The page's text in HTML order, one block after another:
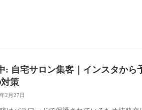
: 自宅サロン集客｜インスタから
策
2月27日